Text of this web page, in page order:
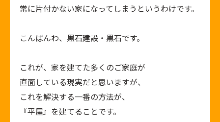
常に片付かない家になってしまうというわけです。
こんばんわ、黒石建設・黒石です。
これが、家を建てた多くのご家庭が
直面している現実だと思いますが、
これを解決する一番の方法が、
『平屋』を建てることです。